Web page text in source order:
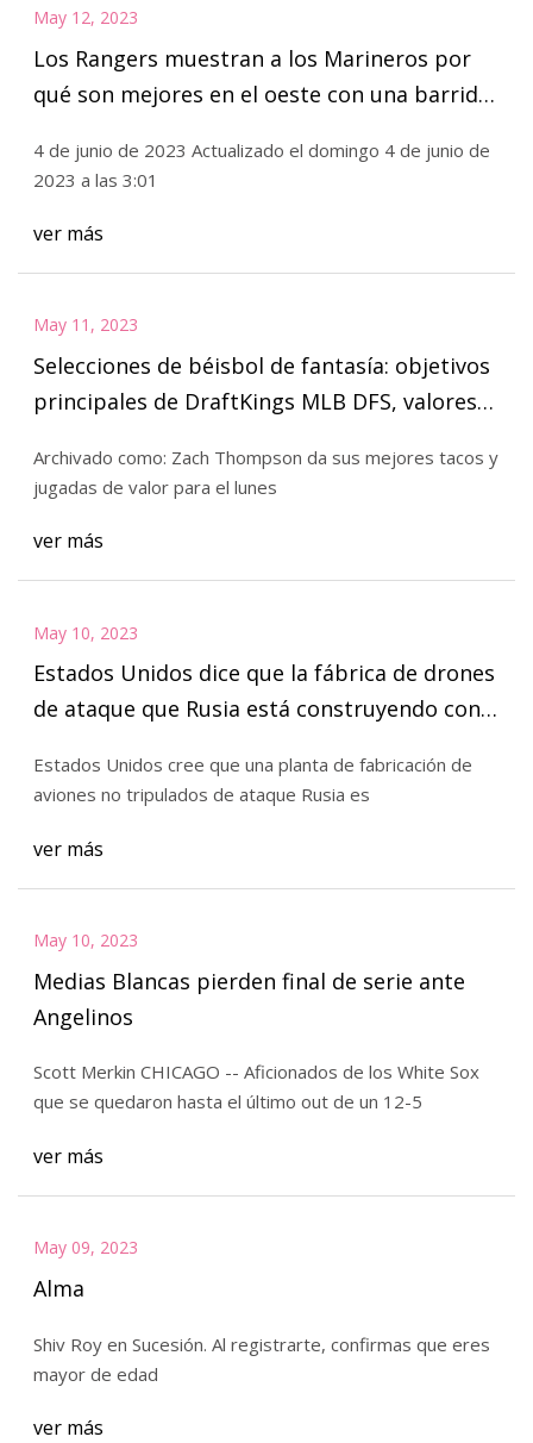
May 12, 2023
Los Rangers muestran a los Marineros por
qué son mejores en el oeste con una barrida
4 de junio de 2023 Actualizado el domingo 4 de junio de
2023 a las 3:01
ver más
May 11, 2023
Selecciones de béisbol de fantasía: objetivos
principales de DraftKings MLB DFS, valores
Archivado como: Zach Thompson da sus mejores tacos y
jugadas de valor para el lunes
ver más
May 10, 2023
Estados Unidos dice que la fábrica de drones
de ataque que Rusia está construyendo con
principios del próximo año
Estados Unidos cree que una planta de fabricación de
aviones no tripulados de ataque Rusia es
ver más
May 10, 2023
Medias Blancas pierden final de serie ante
Angelinos
Scott Merkin CHICAGO -- Aficionados de los White Sox
que se quedaron hasta el último out de un 12-5
ver más
May 09, 2023
Alma
Shiv Roy en Sucesión. Al registrarte, confirmas que eres
mayor de edad
ver más